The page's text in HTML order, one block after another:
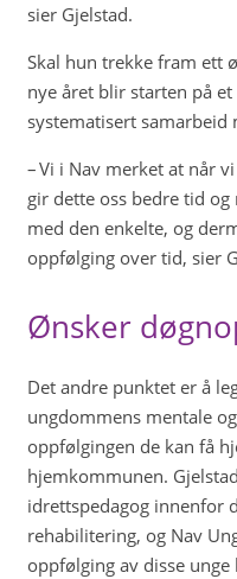
sier Gjelstad.
Skal hun trekke fram ett
nye året blir starten på
systematisert
– Vi i Nav merket at når
gir dette oss bedre tid
med den enkelte, og
oppfølging over tid, sier
Ønsker
Det andre punktet er å
ungdommens mentale
oppfølgingen de kan få
hjemkommunen.
idrettspedagog innenfor
rehabilitering, og Nav
oppfølging av disse